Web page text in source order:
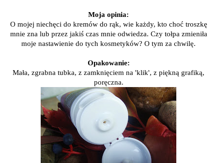
Moja opinia:
O mojej niechęci do kremów do rąk, wie każdy, kto choć troszkę
mnie zna lub przez jakiś czas mnie odwiedza. Czy tołpa zmieniła
moje nastawienie do tych kosmetyków? O tym za chwilę.
Opakowanie:
Mała, zgrabna tubka, z zamknięciem na 'klik', z piękną grafiką,
poręczna.